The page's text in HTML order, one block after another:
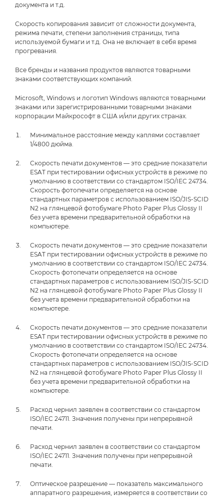
документа и т.д.
Скорость копирования зависит от сложности документа,
режима печати, степени заполнения страницы, типа
используемой бумаги и т.д. Она не включает в себя время
прогревания.
Все бренды и названия продуктов являются товарными
знаками соответствующих компаний.
Microsoft, Windows и логотип Windows являются товарными
знаками или зарегистрированными товарными знаками
корпорации Майкрософт в США и/или других странах.
Минимальное расстояние между каплями составляет
1/4800 дюйма.
Скорость печати документов — это средние показатели
ESAT при тестировании офисных устройств в режиме по
умолчанию в соответствии со стандартом ISO/IEC 24734.
Скорость фотопечати определяется на основе
стандартных параметров с использованием ISO/JIS-SCID
N2 на глянцевой фотобумаге Photo Paper Plus Glossy II
без учета времени предварительной обработки на
компьютере.
Скорость печати документов — это средние показатели
ESAT при тестировании офисных устройств в режиме по
умолчанию в соответствии со стандартом ISO/IEC 24734.
Скорость фотопечати определяется на основе
стандартных параметров с использованием ISO/JIS-SCID
N2 на глянцевой фотобумаге Photo Paper Plus Glossy II
без учета времени предварительной обработки на
компьютере.
Скорость печати документов — это средние показатели
ESAT при тестировании офисных устройств в режиме по
умолчанию в соответствии со стандартом ISO/IEC 24734.
Скорость фотопечати определяется на основе
стандартных параметров с использованием ISO/JIS-SCID
N2 на глянцевой фотобумаге Photo Paper Plus Glossy II
без учета времени предварительной обработки на
компьютере.
Расход чернил заявлен в соответствии со стандартом
ISO/IEC 24711. Значения получены при непрерывной
печати.
Расход чернил заявлен в соответствии со стандартом
ISO/IEC 24711. Значения получены при непрерывной
печати.
Оптическое разрешение — показатель максимального
аппаратного разрешения, измеряется в соответствии со